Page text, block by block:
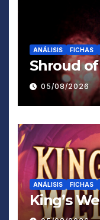
ANÁLISIS FICHAS
Shroud
05/08/2026
ANÁLISIS FICHAS
King’s